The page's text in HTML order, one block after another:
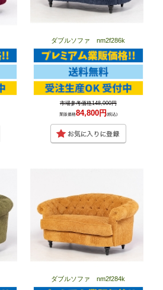
ダブルソファ nm2f286k
市場参考価格148,000円
業販価格84,800円 (税込)
ダブルソファ nm2f284k